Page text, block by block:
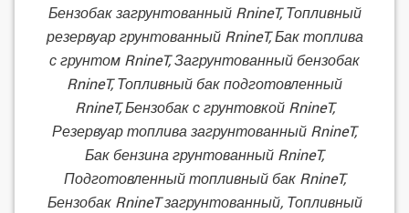
Бензобак загрунтованный RnineT, Топливный
резервуар грунтованный RnineT, Бак топлива
с грунтом RnineT, Загрунтованный бензобак
RnineT, Топливный бак подготовленный
RnineT, Бензобак с грунтовкой RnineT,
Резервуар топлива загрунтованный RnineT,
Бак бензина грунтованный RnineT,
Подготовленный топливный бак RnineT,
Бензобак RnineT загрунтованный, Топливный